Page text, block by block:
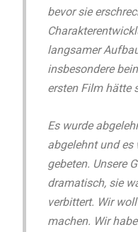
bevor sie
langsamer
insbesondere
ersten Film hätte
Es wurde
abgelehnt und es
gebeten. Unsere
dramatisch, sie
verbittert. Wir
machen. Wir